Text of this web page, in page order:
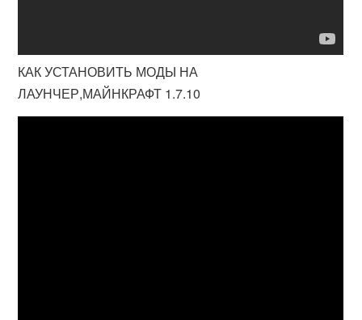
КАК УСТАНОВИТЬ МОДЫ НА
ЛАУНЧЕР,МАЙНКРАФТ 1.7.10